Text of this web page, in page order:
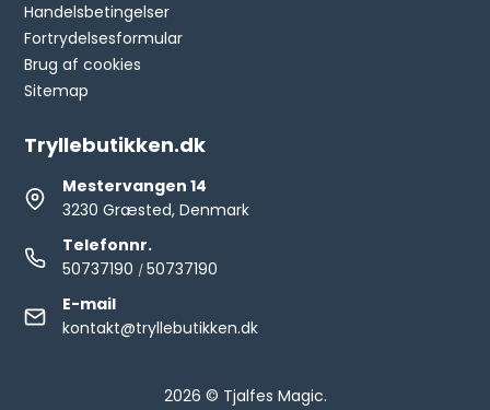
Handelsbetingelser
Fortrydelsesformular
Brug af cookies
Sitemap
Tryllebutikken.dk
Mestervangen 14
3230 Græsted, Denmark
Telefonnr.
50737190 /50737190
E-mail
kontakt@tryllebutikken.dk
2026 © Tjalfes Magic.